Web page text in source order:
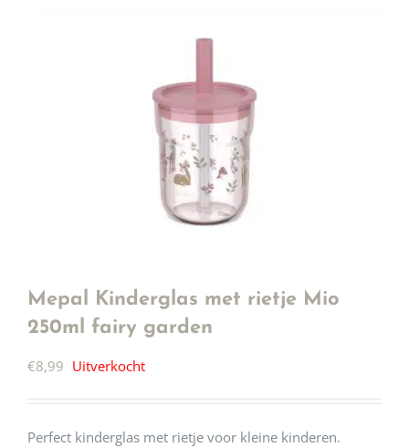
Mepal Kinderglas met rietje Mio
250ml fairy garden
€8,99 Uitverkocht
Perfect kinderglas met rietje voor kleine kinderen.